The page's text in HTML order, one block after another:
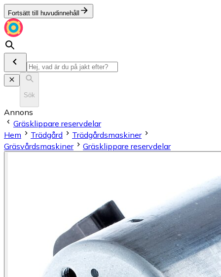
Fortsätt till huvudinnehåll
Sök
Annons
Gräsklippare reservdelar
Hem
Trädgård
Trädgårdsmaskiner
Gräsvårdsmaskiner
Gräsklippare reservdelar